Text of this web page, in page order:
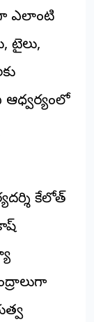
ఎలాంటి
టైలు,
ఆధ్వర్యంలో
కేలోత్